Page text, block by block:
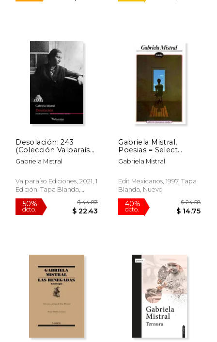
Desolación: 243
(Colección Valparaíso
de Poesía)
Gabriela Mistral
Valparaíso Ediciones, 2021, 1
Edición, Tapa Blanda,
Nuevo
Gabriela Mistral,
Poesias = Select
Poems of Gabriela
Mistral
Gabriela Mistral
Edit Mexicanos, 1997, Tapa
Blanda, Nuevo